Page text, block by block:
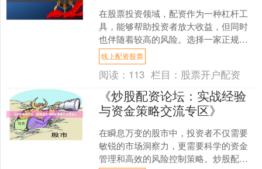
在股票投资领域，配资作为一种杠杆工
具，能够帮助投资者放大收益，但同时
也伴随着较高的风险。选择一家正规、
安全、靠谱的证券配资平台至关重要。
本文将为您梳理当前市场上....
线上配资股票
阅读： 113 栏目： 股票开户配资
《炒股配资论坛：实战经验
与资金策略交流专区》
在瞬息万变的股市中，投资者不仅需要
敏锐的市场洞察力，更需要科学的资金
管理和高效的风险控制策略。炒股配资